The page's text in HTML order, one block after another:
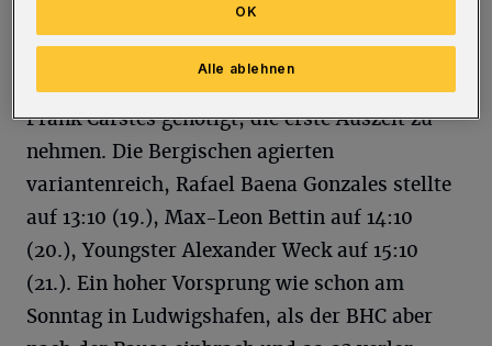
so gut, dass er nach 14 Minuten mit 10:6 durch
den Treffer von Kristian Nippes in Führung
lag. Kurz zuvor sah sich Mindens Trainer
Frank Carstes genötigt, die erste Auszeit zu
nehmen. Die Bergischen agierten
variantenreich, Rafael Baena Gonzales stellte
auf 13:10 (19.), Max-Leon Bettin auf 14:10
(20.), Youngster Alexander Weck auf 15:10
(21.). Ein hoher Vorsprung wie schon am
Sonntag in Ludwigshafen, als der BHC aber
Alle ablehnen
OK